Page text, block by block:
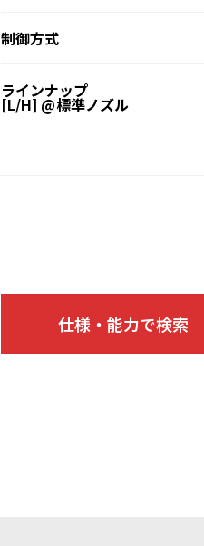
制御方式
ラインナップ
[L/H] @標準ノズル
仕様・能力で検索